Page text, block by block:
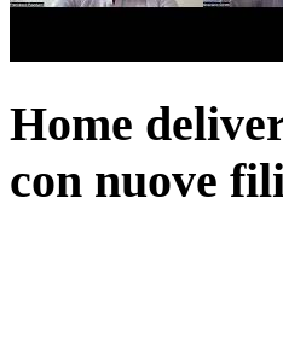
Home
con nuove